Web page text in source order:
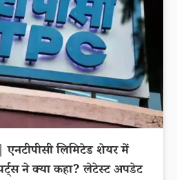
लिमिटेड शेयर में
ने क्या कहा? लेटेस्ट अपडेट